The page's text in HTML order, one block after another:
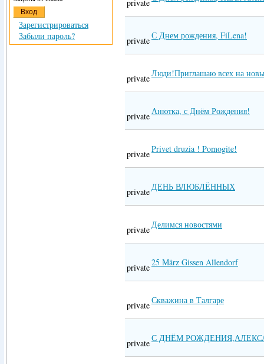
private
privateС Днем рождения, FiLena!
privateЛюди!Приглашаю всех на
privateАнютка, с Днём Рождения!
privatePrivet druzia ! Pomogite!
privateДЕНЬ ВЛЮБЛЁННЫХ
privateДелимся новостями
private25 Мärz Gissen Allendorf
privateСкважина в Талгаре
privateС ДНЁМ
Зарегистрироваться
Забыли пароль?